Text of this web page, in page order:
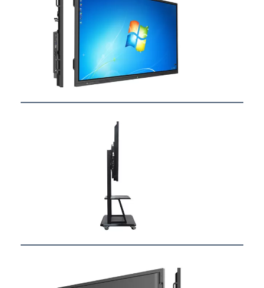
A propos de nous
Visite d'usine
Contrôle de la qualité
Contact
Tableaux interactifs
Ascenseur de moniteur LCD
Moniteur à défilement